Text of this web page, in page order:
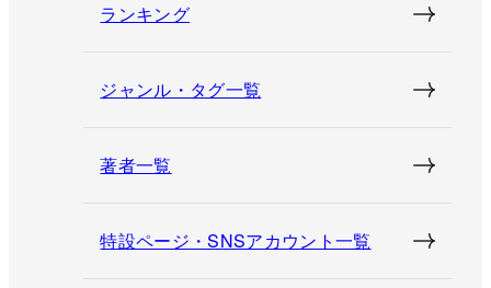
ランキング
ジャンル・タグ一覧
著者一覧
特設ページ・SNSアカウント一覧